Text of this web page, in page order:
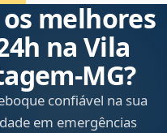
melhores
na Vila
confiável na sua
em emergências